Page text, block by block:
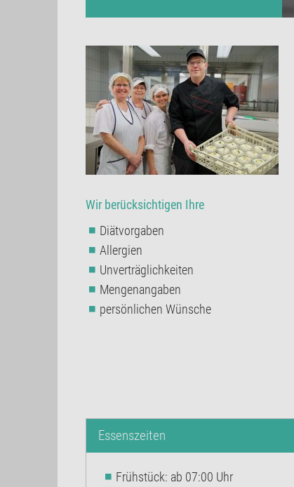
Wir berücksichtigen Ihre
Diätvorgaben
Allergien
Unverträglichkeiten
Mengenangaben
persönlichen Wünsche
Essenszeiten
Frühstück: ab 07:00 Uhr